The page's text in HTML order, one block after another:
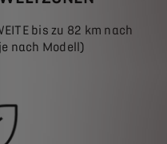
bis zu 82 km nach
nach Modell)